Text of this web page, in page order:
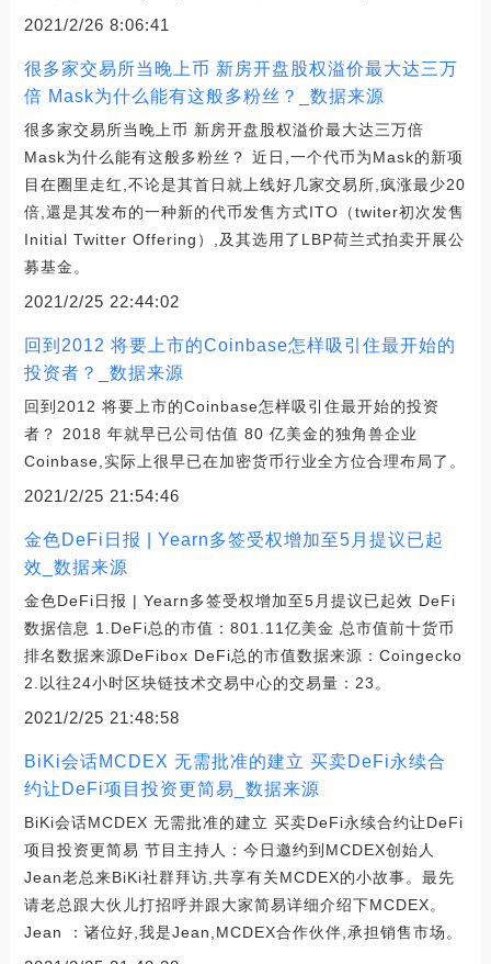
2021/2/26 8:06:41
很多家交易所当晚上币 新房开盘股权溢价最大达三万
倍 Mask为什么能有这般多粉丝？_数据来源
很多家交易所当晚上币 新房开盘股权溢价最大达三万倍
Mask为什么能有这般多粉丝？ 近日,一个代币为Mask的新项
目在圈里走红,不论是其首日就上线好几家交易所,疯涨最少20
倍,還是其发布的一种新的代币发售方式ITO（twiter初次发售
Initial Twitter Offering）,及其选用了LBP荷兰式拍卖开展公
募基金。
2021/2/25 22:44:02
回到2012 将要上市的Coinbase怎样吸引住最开始的
投资者？_数据来源
回到2012 将要上市的Coinbase怎样吸引住最开始的投资
者？ 2018 年就早已公司估值 80 亿美金的独角兽企业
Coinbase,实际上很早已在加密货币行业全方位合理布局了。
2021/2/25 21:54:46
金色DeFi日报 | Yearn多签受权增加至5月提议已起
效_数据来源
金色DeFi日报 | Yearn多签受权增加至5月提议已起效 DeFi
数据信息 1.DeFi总的市值：801.11亿美金 总市值前十货币
排名数据来源DeFibox DeFi总的市值数据来源：Coingecko
2.以往24小时区块链技术交易中心的交易量：23。
2021/2/25 21:48:58
BiKi会话MCDEX 无需批准的建立 买卖DeFi永续合
约让DeFi项目投资更简易_数据来源
BiKi会话MCDEX 无需批准的建立 买卖DeFi永续合约让DeFi
项目投资更简易 节目主持人：今日邀约到MCDEX创始人
Jean老总来BiKi社群拜访,共享有关MCDEX的小故事。最先
请老总跟大伙儿打招呼并跟大家简易详细介绍下MCDEX。
Jean ：诸位好,我是Jean,MCDEX合作伙伴,承担销售市场。